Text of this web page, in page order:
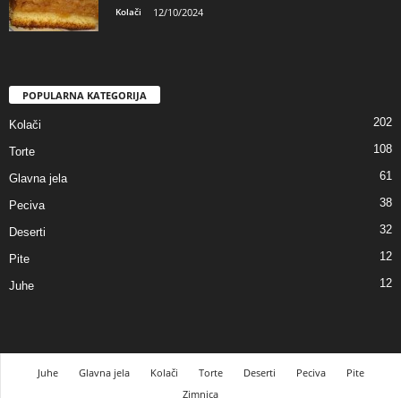
Kolači 12/10/2024
POPULARNA KATEGORIJA
Kolači 202
Torte 108
Glavna jela 61
Peciva 38
Deserti 32
Pite 12
Juhe 12
Juhe Glavna jela Kolači Torte Deserti Peciva
Pite
Zimnica